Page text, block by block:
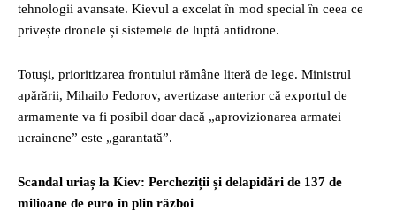
tehnologii avansate. Kievul a excelat în mod special în ceea ce
privește dronele și sistemele de luptă antidrone.
Totuși, prioritizarea frontului rămâne literă de lege. Ministrul
apărării, Mihailo Fedorov, avertizase anterior că exportul de
armamente va fi posibil doar dacă „aprovizionarea armatei
ucrainene” este „garantată”.
Scandal uriaș la Kiev: Percheziții și delapidări de 137 de
milioane de euro în plin război